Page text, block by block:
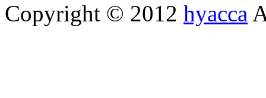
Copyright © 2012 hyacca